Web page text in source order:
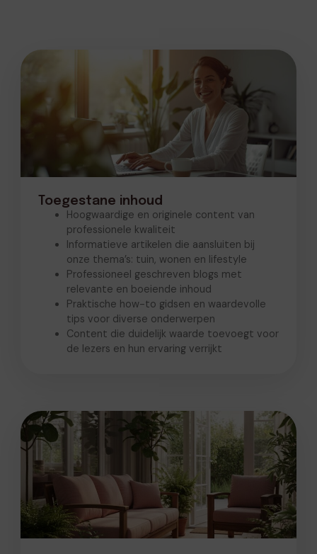
Toegestane inhoud
Hoogwaardige en originele content van
professionele kwaliteit
Informatieve artikelen die aansluiten bij
onze thema’s: tuin, wonen en lifestyle
Professioneel geschreven blogs met
relevante en boeiende inhoud
Praktische how-to gidsen en waardevolle
tips voor diverse onderwerpen
Content die duidelijk waarde toevoegt voor
de lezers en hun ervaring verrijkt